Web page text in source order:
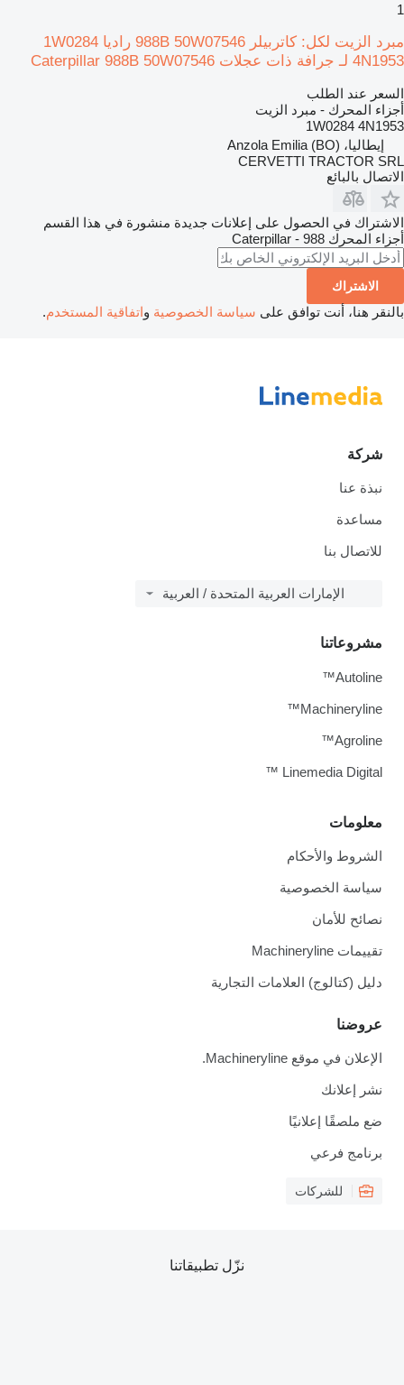
1
مبرد الزيت لكل: كاتربيلر 988B 50W07546 راديا 1W0284
4N1953 لـ جرافة ذات عجلات Caterpillar 988B 50W07546
السعر عند الطلب
أجزاء المحرك - مبرد الزيت
1W0284 4N1953
إيطاليا، Anzola Emilia (BO)
CERVETTI TRACTOR SRL
الاتصال بالبائع
الاشتراك في الحصول على إعلانات جديدة منشورة في هذا القسم
أجزاء المحرك Caterpillar - 988
الاشتراك
بالنقر هنا، أنت توافق على سياسة الخصوصية واتفاقية المستخدم.
شركة
نبذة عنا
مساعدة
للاتصال بنا
الإمارات العربية المتحدة / العربية
معلومات
الشروط والأحكام
سياسة الخصوصية
نصائح للأمان
تقييمات Machineryline
دليل (كتالوج) العلامات التجارية
عروضنا
الإعلان في موقع Machineryline.
نشر إعلانك
ضع ملصقًا إعلانيًا
برنامج فرعي
للشركات
مشروعاتنا
Autoline™
Machineryline™
Agroline™
Linemedia Digital ™
نزّل تطبيقاتنا